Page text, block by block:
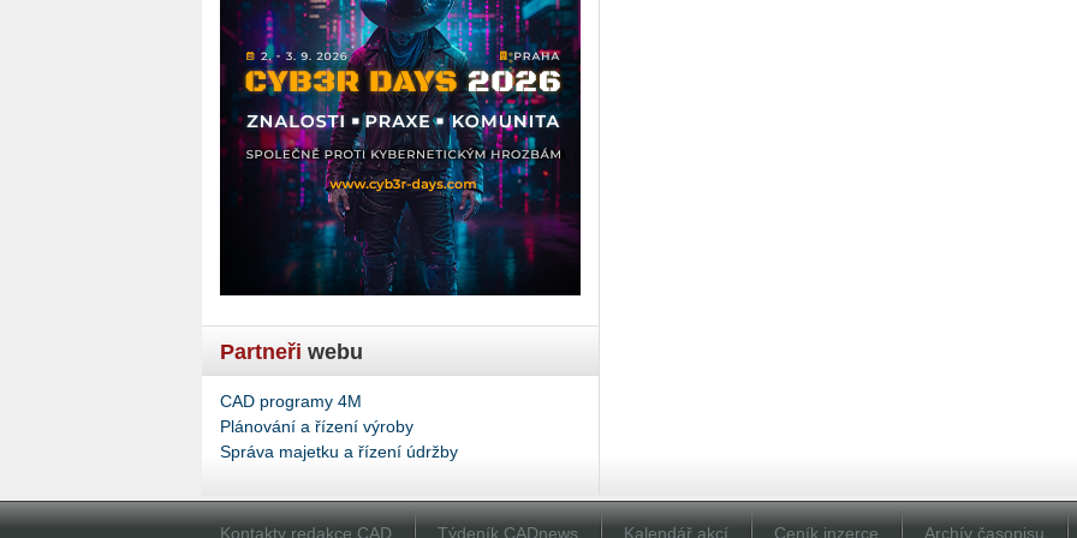
Partneři webu
CAD programy 4M
Plánování a řízení výroby
Správa majetku a řízení údržby
Kontakty redakce CAD Týdeník CADnews Kalendář akcí Ceník inzerce Archív časopisu